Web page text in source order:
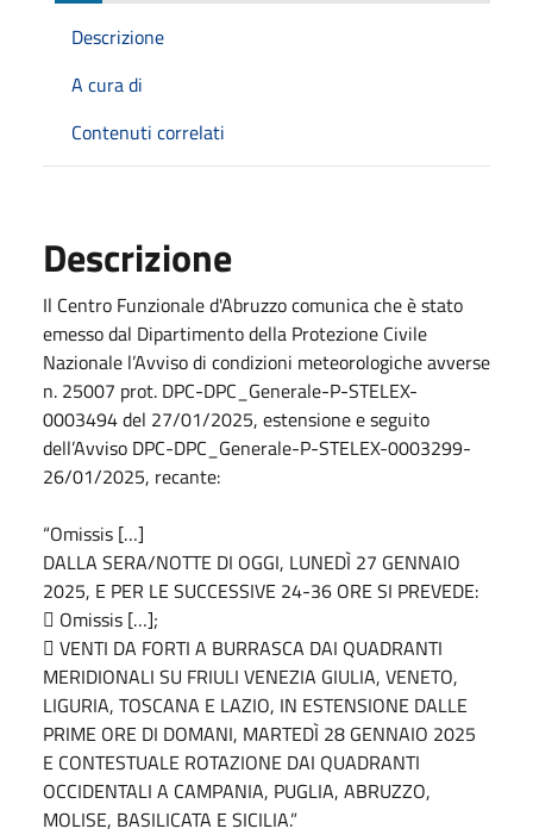
Descrizione
A cura di
Contenuti correlati
Descrizione
Il Centro Funzionale d'Abruzzo comunica che è stato
emesso dal Dipartimento della Protezione Civile
Nazionale l’Avviso di condizioni meteorologiche avverse
n. 25007 prot. DPC-DPC_Generale-P-STELEX-
0003494 del 27/01/2025, estensione e seguito
dell’Avviso DPC-DPC_Generale-P-STELEX-0003299-
26/01/2025, recante:
“Omissis […]
DALLA SERA/NOTTE DI OGGI, LUNEDÌ 27 GENNAIO
2025, E PER LE SUCCESSIVE 24-36 ORE SI PREVEDE:
 Omissis […];
 VENTI DA FORTI A BURRASCA DAI QUADRANTI
MERIDIONALI SU FRIULI VENEZIA GIULIA, VENETO,
LIGURIA, TOSCANA E LAZIO, IN ESTENSIONE DALLE
PRIME ORE DI DOMANI, MARTEDÌ 28 GENNAIO 2025
E CONTESTUALE ROTAZIONE DAI QUADRANTI
OCCIDENTALI A CAMPANIA, PUGLIA, ABRUZZO,
MOLISE, BASILICATA E SICILIA.”